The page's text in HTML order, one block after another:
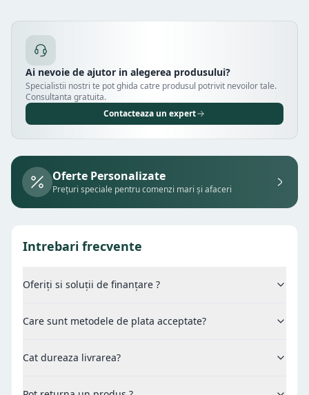
Ai nevoie de ajutor in alegerea produsului?
Specialistii nostri te pot ghida catre produsul potrivit nevoilor tale.
Consultanta gratuita.
Contacteaza un expert
Oferte Personalizate
Prețuri speciale pentru comenzi mari și afaceri
Intrebari frecvente
Oferiți si soluții de finanțare ?
Care sunt metodele de plata acceptate?
Cat dureaza livrarea?